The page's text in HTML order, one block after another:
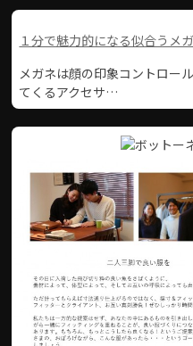
１分で魅力的になる似合うメ
メガネは顔の印象コントロー
てくるアクセサ…